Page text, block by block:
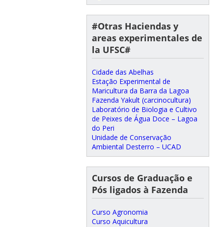
#Otras Haciendas y
areas experimentales de
la UFSC#
Cidade das Abelhas
Estação Experimental de
Maricultura da Barra da Lagoa
Fazenda Yakult (carcinocultura)
Laboratório de Biologia e Cultivo
de Peixes de Água Doce – Lagoa
do Peri
Unidade de Conservação
Ambiental Desterro – UCAD
Cursos de Graduação e
Pós ligados à Fazenda
Curso Agronomia
Curso Aquicultura